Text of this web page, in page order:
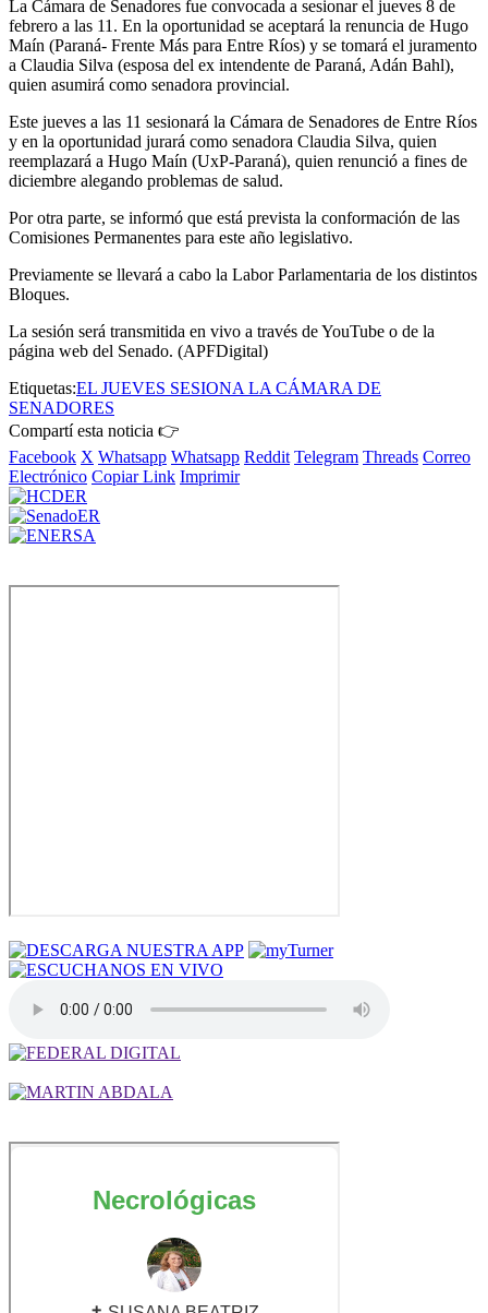
La Cámara de Senadores fue convocada a sesionar el jueves 8 de
febrero a las 11. En la oportunidad se aceptará la renuncia de Hugo
Maín (Paraná- Frente Más para Entre Ríos) y se tomará el juramento
a Claudia Silva (esposa del ex intendente de Paraná, Adán Bahl),
quien asumirá como senadora provincial.
Este jueves a las 11 sesionará la Cámara de Senadores de Entre Ríos
y en la oportunidad jurará como senadora Claudia Silva, quien
reemplazará a Hugo Maín (UxP-Paraná), quien renunció a fines de
diciembre alegando problemas de salud.
Por otra parte, se informó que está prevista la conformación de las
Comisiones Permanentes para este año legislativo.
Previamente se llevará a cabo la Labor Parlamentaria de los distintos
Bloques.
La sesión será transmitida en vivo a través de YouTube o de la
página web del Senado. (APFDigital)
Etiquetas:EL JUEVES SESIONA LA CÁMARA DE
SENADORES
Compartí esta noticia 👉
Facebook X Whatsapp Whatsapp Reddit Telegram Threads Correo
Electrónico Copiar Link Imprimir